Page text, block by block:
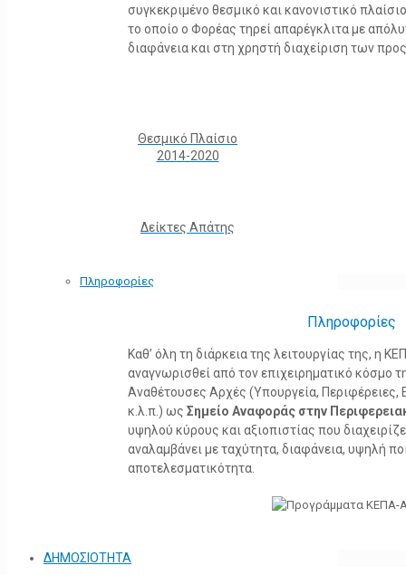
συγκεκριμένο θεσμικό και κανονιστικό
το οποίο ο Φορέας τηρεί απαρέγκλιτα με
διαφάνεια και στη χρηστή διαχείριση των
Θεσμικό Πλαίσιο
2014-2020
Δείκτες Απάτης
Πληροφορίες
Πληροφορίες
Καθ’ όλη τη διάρκεια της λειτουργίας της, η
αναγνωρισθεί από τον επιχειρηματικό κόσμο
Αναθέτουσες Αρχές (Υπουργεία, Περιφέρειες,
κ.λ.π.) ως Σημείο Αναφοράς στην
υψηλού κύρους και αξιοπιστίας που
αναλαμβάνει με ταχύτητα, διαφάνεια, υψηλή
αποτελεσματικότητα.
ΔΗΜΟΣΙΟΤΗΤΑ